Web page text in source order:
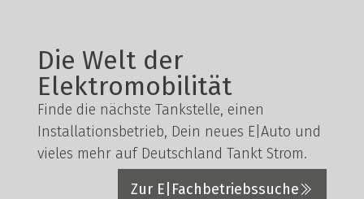
Die Welt der
Elektromobilität
Finde die nächste Tankstelle, einen
Installationsbetrieb, Dein neues E|Auto und
vieles mehr auf Deutschland Tankt Strom.
Zur E|Fachbetriebssuche